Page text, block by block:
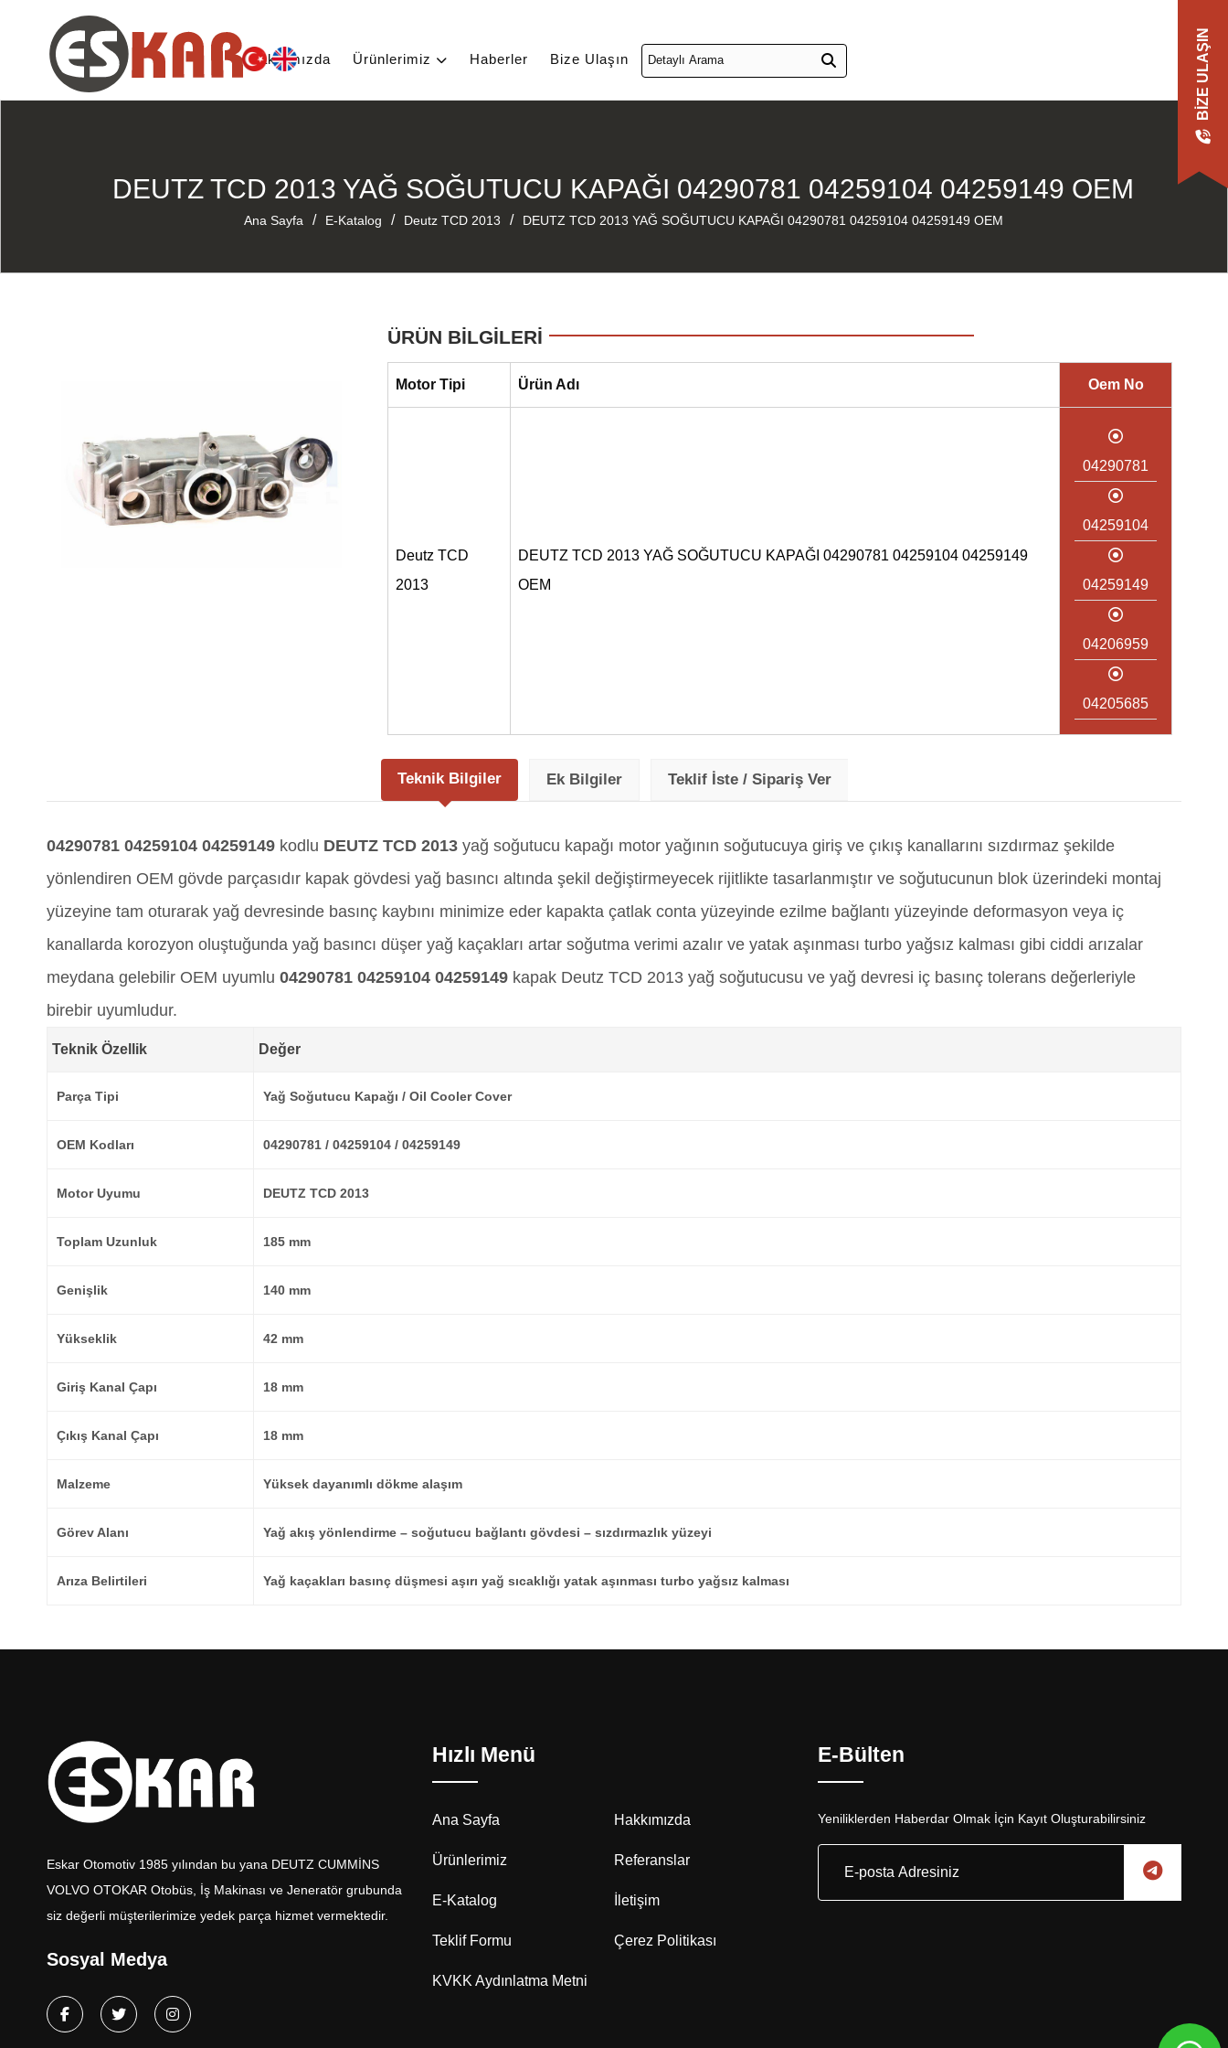
Hakkımızda Ürünlerimiz Haberler Bize Ulaşın BIZE ULAŞIN
DEUTZ TCD 2013 YAĞ SOĞUTUCU KAPAĞI 04290781 04259104 04259149 OEM
Ana Sayfa / E-Katalog / Deutz TCD 2013 / DEUTZ TCD 2013 YAĞ SOĞUTUCU KAPAĞI 04290781 04259104 04259149 OEM
ÜRÜN BİLGİLERİ
Motor Tipi Ürün Adı Oem No
Deutz TCD
2013
DEUTZ TCD 2013 YAĞ SOĞUTUCU KAPAĞI 04290781 04259104 04259149
OEM
04290781
04259104
04259149
04206959
04205685
Teknik Bilgiler Ek Bilgiler Teklif İste / Sipariş Ver
04290781 04259104 04259149 kodlu DEUTZ TCD 2013 yağ soğutucu kapağı motor yağının soğutucuya giriş ve çıkış kanallarını sızdırmaz şekilde
yönlendiren OEM gövde parçasıdır kapak gövdesi yağ basıncı altında şekil değiştirmeyecek rijitlikte tasarlanmıştır ve soğutucunun blok üzerindeki montaj
yüzeyine tam oturarak yağ devresinde basınç kaybını minimize eder kapakta çatlak conta yüzeyinde ezilme bağlantı yüzeyinde deformasyon veya iç
kanallarda korozyon oluştuğunda yağ basıncı düşer yağ kaçakları artar soğutma verimi azalır ve yatak aşınması turbo yağsız kalması gibi ciddi arızalar
meydana gelebilir OEM uyumlu 04290781 04259104 04259149 kapak Deutz TCD 2013 yağ soğutucusu ve yağ devresi iç basınç tolerans değerleriyle
birebir uyumludur.
Teknik Özellik Değer
Parça Tipi Yağ Soğutucu Kapağı / Oil Cooler Cover
OEM Kodları 04290781 / 04259104 / 04259149
Motor Uyumu DEUTZ TCD 2013
Toplam Uzunluk 185 mm
Genişlik 140 mm
Yükseklik 42 mm
Giriş Kanal Çapı 18 mm
Çıkış Kanal Çapı 18 mm
Malzeme Yüksek dayanımlı dökme alaşım
Görev Alanı Yağ akış yönlendirme – soğutucu bağlantı gövdesi – sızdırmazlık yüzeyi
Arıza Belirtileri Yağ kaçakları basınç düşmesi aşırı yağ sıcaklığı yatak aşınması turbo yağsız kalması
Eskar Otomotiv 1985 yılından bu yana DEUTZ CUMMİNS
VOLVO OTOKAR Otobüs, İş Makinası ve Jeneratör grubunda
siz değerli müşterilerimize yedek parça hizmet vermektedir.
Sosyal Medya
Hızlı Menü
Ana Sayfa Hakkımızda
Ürünlerimiz Referanslar
E-Katalog İletişim
Teklif Formu Çerez Politikası
KVKK Aydınlatma Metni
E-Bülten
Yeniliklerden Haberdar Olmak İçin Kayıt Oluşturabilirsiniz